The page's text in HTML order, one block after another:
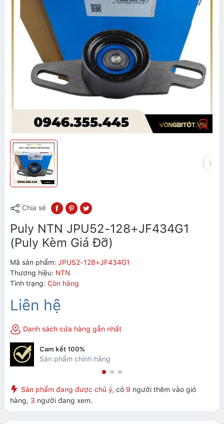
Chia sẻ
Puly NTN JPU52-128+JF434G1
(Puly Kèm Giá Đỡ)
Mã sản phẩm: JPU52-128+JF434G1
Thương hiệu: NTN
Tình trạng: Còn hàng
Liên hệ
Danh sách cửa hàng gần nhất
Cam kết 100%
Sản phẩm chính hãng
Sản phẩm đang được chú ý, có 9 người thêm vào giỏ
hàng, 3 người đang xem.